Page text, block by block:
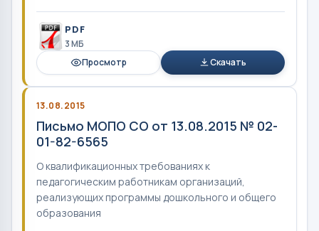
PDF
3 MБ
Просмотр
Скачать
13.08.2015
Письмо МОПО СО от 13.08.2015 № 02-
01-82-6565
О квалификационных требованиях к
педагогическим работникам организаций,
реализующих программы дошкольного и общего
образования